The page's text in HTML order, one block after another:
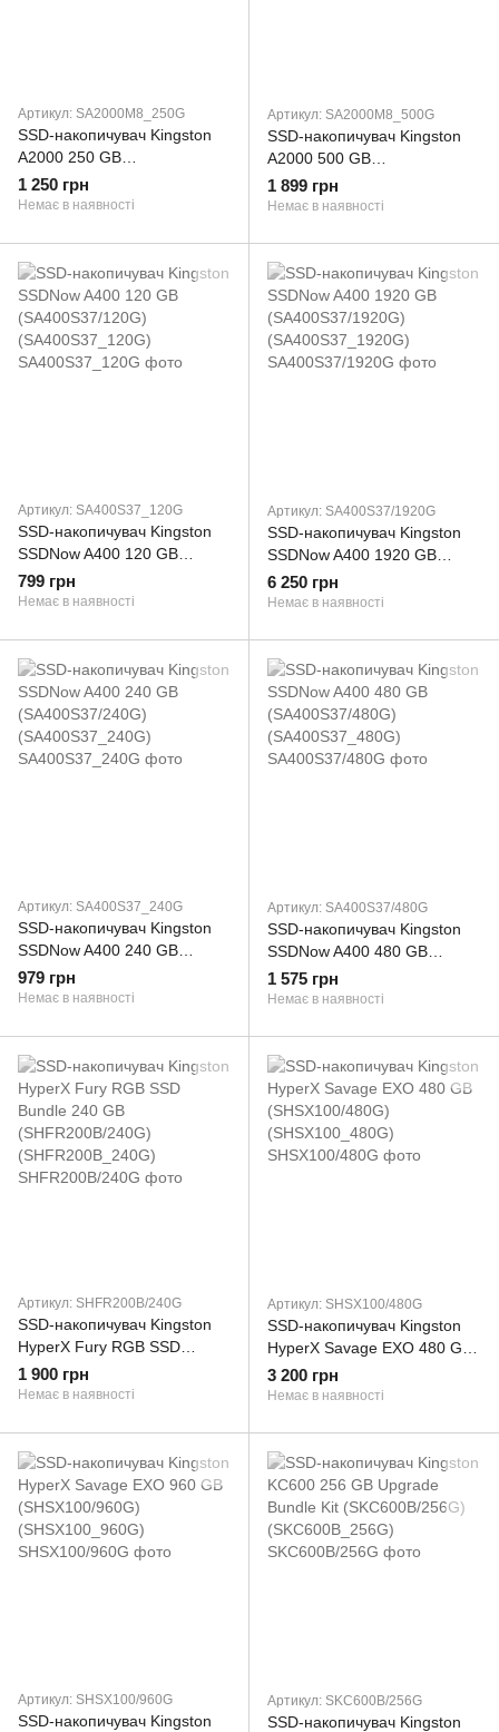
Артикул: SA2000M8_250G
SSD-накопичувач Kingston
A2000 250 GB
(SA2000M8/250G)
(SA2000M8_250G)
1 250 грн
Немає в наявності
Артикул: SA2000M8_500G
SSD-накопичувач Kingston
A2000 500 GB
(SA2000M8/500G)
1 899 грн
Немає в наявності
Артикул: SA400S37_120G
SSD-накопичувач Kingston
SSDNow A400 120 GB
(SA400S37/120G)
(SA400S37_120G)
799 грн
Немає в наявності
Артикул: SA400S37/1920G
SSD-накопичувач Kingston
SSDNow A400 1920 GB
(SA400S37/1920G)
(SA400S37_1920G)
6 250 грн
Немає в наявності
Артикул: SA400S37_240G
SSD-накопичувач Kingston
SSDNow A400 240 GB
(SA400S37/240G)
(SA400S37_240G)
979 грн
Немає в наявності
Артикул: SA400S37/480G
SSD-накопичувач Kingston
SSDNow A400 480 GB
(SA400S37/480G)
(SA400S37_480G)
1 575 грн
Немає в наявності
Артикул: SHFR200B/240G
SSD-накопичувач Kingston
HyperX Fury RGB SSD
Bundle 240 GB
(SHFR200B/240G)
1 900 грн
Немає в наявності
Артикул: SHSX100/480G
SSD-накопичувач Kingston
HyperX Savage EXO 480 GB
(SHSX100/480G)
(SHSX100_480G)
3 200 грн
Немає в наявності
Артикул: SHSX100/960G
SSD-накопичувач Kingston
Артикул: SKC600B/256G
SSD-накопичувач Kingston